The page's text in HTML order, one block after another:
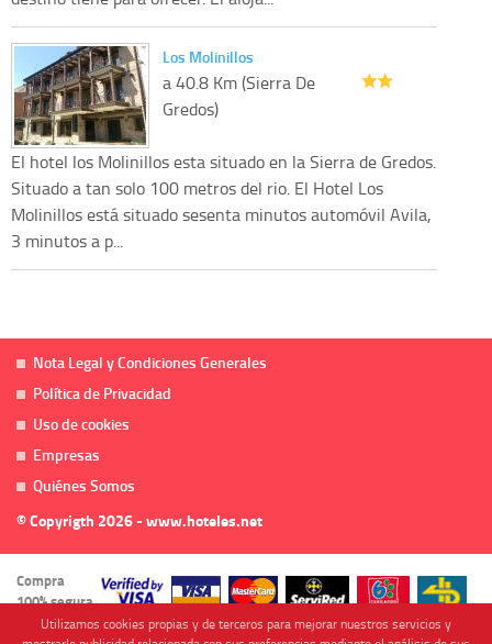
Los Molinillos
a 40.8 Km (Sierra De
Gredos)
El hotel los Molinillos esta situado en la Sierra de Gredos.
Situado a tan solo 100 metros del rio. El Hotel Los
Molinillos está situado sesenta minutos automóvil Avila,
3 minutos a p...
Nota Legal y Condiciones Generales
Política de Privacidad
Uso de cookies
Empresas
Quiénes Somos
© Copyrigth 2026 - www.hoteles.net
Compra
100% segura
Utilizamos cookies propias y de terceros para mejorar nuestros servicios y